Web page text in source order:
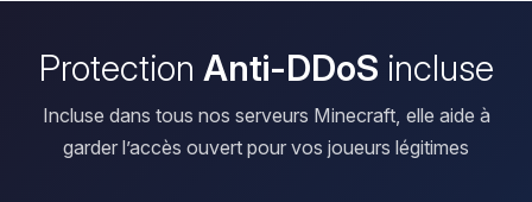
Protection Anti-DDoS incluse
Incluse dans tous nos serveurs Minecraft, elle aide à
garder l’accès ouvert pour vos joueurs légitimes